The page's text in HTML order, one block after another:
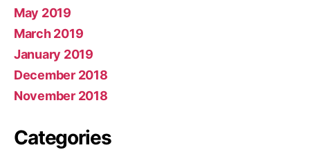
May 2019
March 2019
January 2019
December 2018
November 2018
Categories